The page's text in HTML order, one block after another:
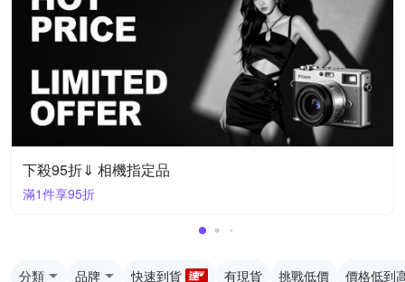
下殺95折⇓ 相機指定品
滿1件享95折
分類 品牌 快速到貨 有現貨 挑戰低價 價格低到